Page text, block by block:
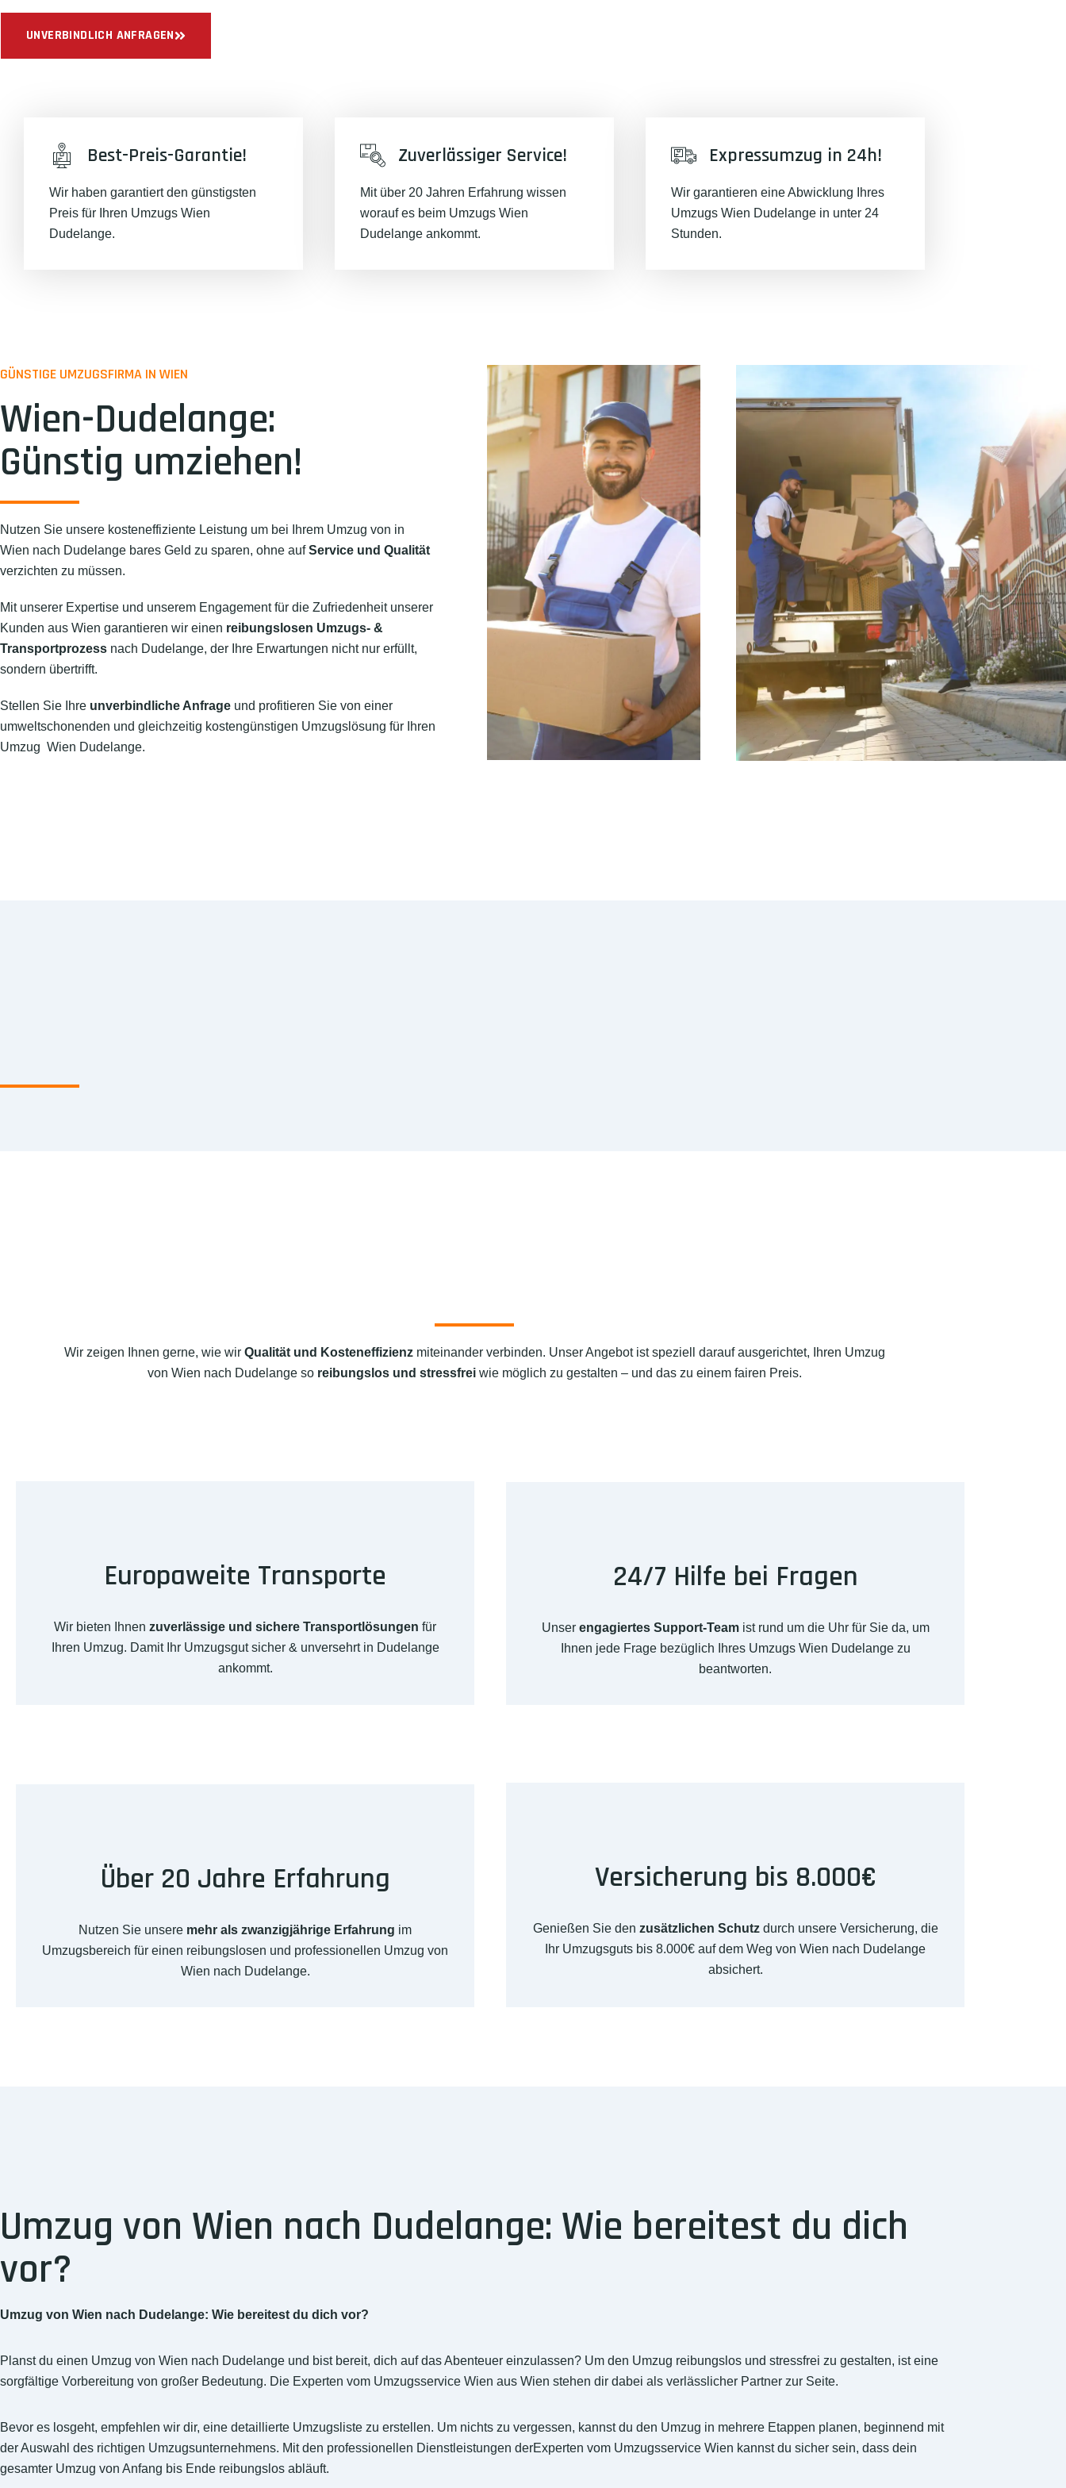
UNVERBINDLICH ANFRAGEN
Best-Preis-Garantie!
Wir haben garantiert den günstigsten
Preis für Ihren Umzugs Wien
Dudelange.
Zuverlässiger Service!
Mit über 20 Jahren Erfahrung wissen
worauf es beim Umzugs Wien
Dudelange ankommt.
Expressumzug in 24h!
Wir garantieren eine Abwicklung Ihres
Umzugs Wien Dudelange in unter 24
Stunden.
GÜNSTIGE UMZUGSFIRMA IN WIEN
Wien-Dudelange:
Günstig umziehen!
Nutzen Sie unsere kosteneffiziente Leistung um bei Ihrem Umzug von in
Wien nach Dudelange bares Geld zu sparen, ohne aufService und Qualität
verzichten zu müssen.
Mit unserer Expertise und unserem Engagement für die Zufriedenheit unserer
Kunden aus Wien garantieren wir einen reibungslosen Umzugs- &
Transportprozess nach Dudelange, der Ihre Erwartungen nicht nur erfüllt,
sondern übertrifft.
Stellen Sie Ihre unverbindliche Anfrage und profitieren Sie von einer
umweltschonenden und gleichzeitig kostengünstigen Umzugslösung für Ihren
Umzug Wien Dudelange.
Wir zeigen Ihnen gerne, wie wir Qualität und Kosteneffizienzmiteinander verbinden. Unser Angebot ist speziell darauf ausgerichtet, Ihren Umzug
von Wien nach Dudelange so reibungslos und stressfreiwie möglich zu gestalten – und das zu einem fairen Preis.
Europaweite Transporte
Wir bieten Ihnen zuverlässige und sichere Transportlösungen für
Ihren Umzug. Damit Ihr Umzugsgut sicher & unversehrt in Dudelange
ankommt.
24/7 Hilfe bei Fragen
Unser engagiertes Support-Teamist rund um die Uhr für Sie da, um
Ihnen jede Frage bezüglich Ihres Umzugs Wien Dudelange zu
beantworten.
Über 20 Jahre Erfahrung
Nutzen Sie unsere mehr als zwanzigjährige Erfahrung im
Umzugsbereich für einen reibungslosen und professionellen Umzug von
Wien nach Dudelange.
Versicherung bis 8.000€
Genießen Sie den zusätzlichen Schutzdurch unsere Versicherung, die
Ihr Umzugsguts bis 8.000€ auf dem Weg von Wien nach Dudelange
absichert.
Umzug von Wien nach Dudelange: Wie bereitest du dich
vor?
Umzug von Wien nach Dudelange: Wie bereitest du dich vor?
Planst du einen Umzug von Wien nach Dudelange und bist bereit, dich auf das Abenteuer einzulassen? Um den Umzug reibungslos und stressfrei zu gestalten, ist eine
sorgfältige Vorbereitung von großer Bedeutung. Die Experten vom Umzugsservice Wien aus Wien stehen dir dabei als verlässlicher Partner zur Seite.
Bevor es losgeht, empfehlen wir dir, eine detaillierte Umzugsliste zu erstellen. Um nichts zu vergessen, kannst du den Umzug in mehrere Etappen planen, beginnend mit
der Auswahl des richtigen Umzugsunternehmens. Mit den professionellen Dienstleistungen derExperten vom Umzugsservice Wien kannst du sicher sein, dass dein
gesamter Umzug von Anfang bis Ende reibungslos abläuft.